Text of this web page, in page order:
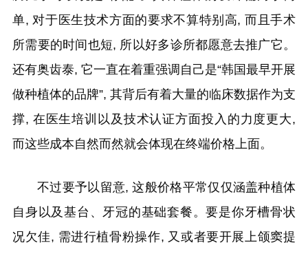
单, 对于医生技术方面的要求不算特别高, 而且手术
所需要的时间也短, 所以好多诊所都愿意去推广它。
还有奥齿泰, 它一直在着重强调自己是“韩国最早开展
做种植体的品牌”, 其背后有着大量的临床数据作为支
撑, 在医生培训以及技术认证方面投入的力度更大,
而这些成本自然而然就会体现在终端价格上面。
不过要予以留意, 这般价格平常仅仅涵盖种植体
自身以及基台、牙冠的基础套餐。要是你牙槽骨状
况欠佳, 需进行植骨粉操作, 又或者要开展上颌窦提